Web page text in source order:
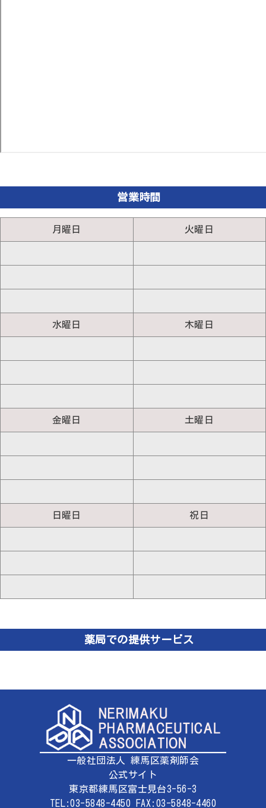
営業時間
月曜日 火曜日
水曜日 木曜日
金曜日 土曜日
日曜日 祝日
薬局での提供サービス
一般社団法人 練馬区薬剤師会
公式サイト
東京都練馬区富士見台3-56-3
TEL:03-5848-4450 FAX:03-5848-4460